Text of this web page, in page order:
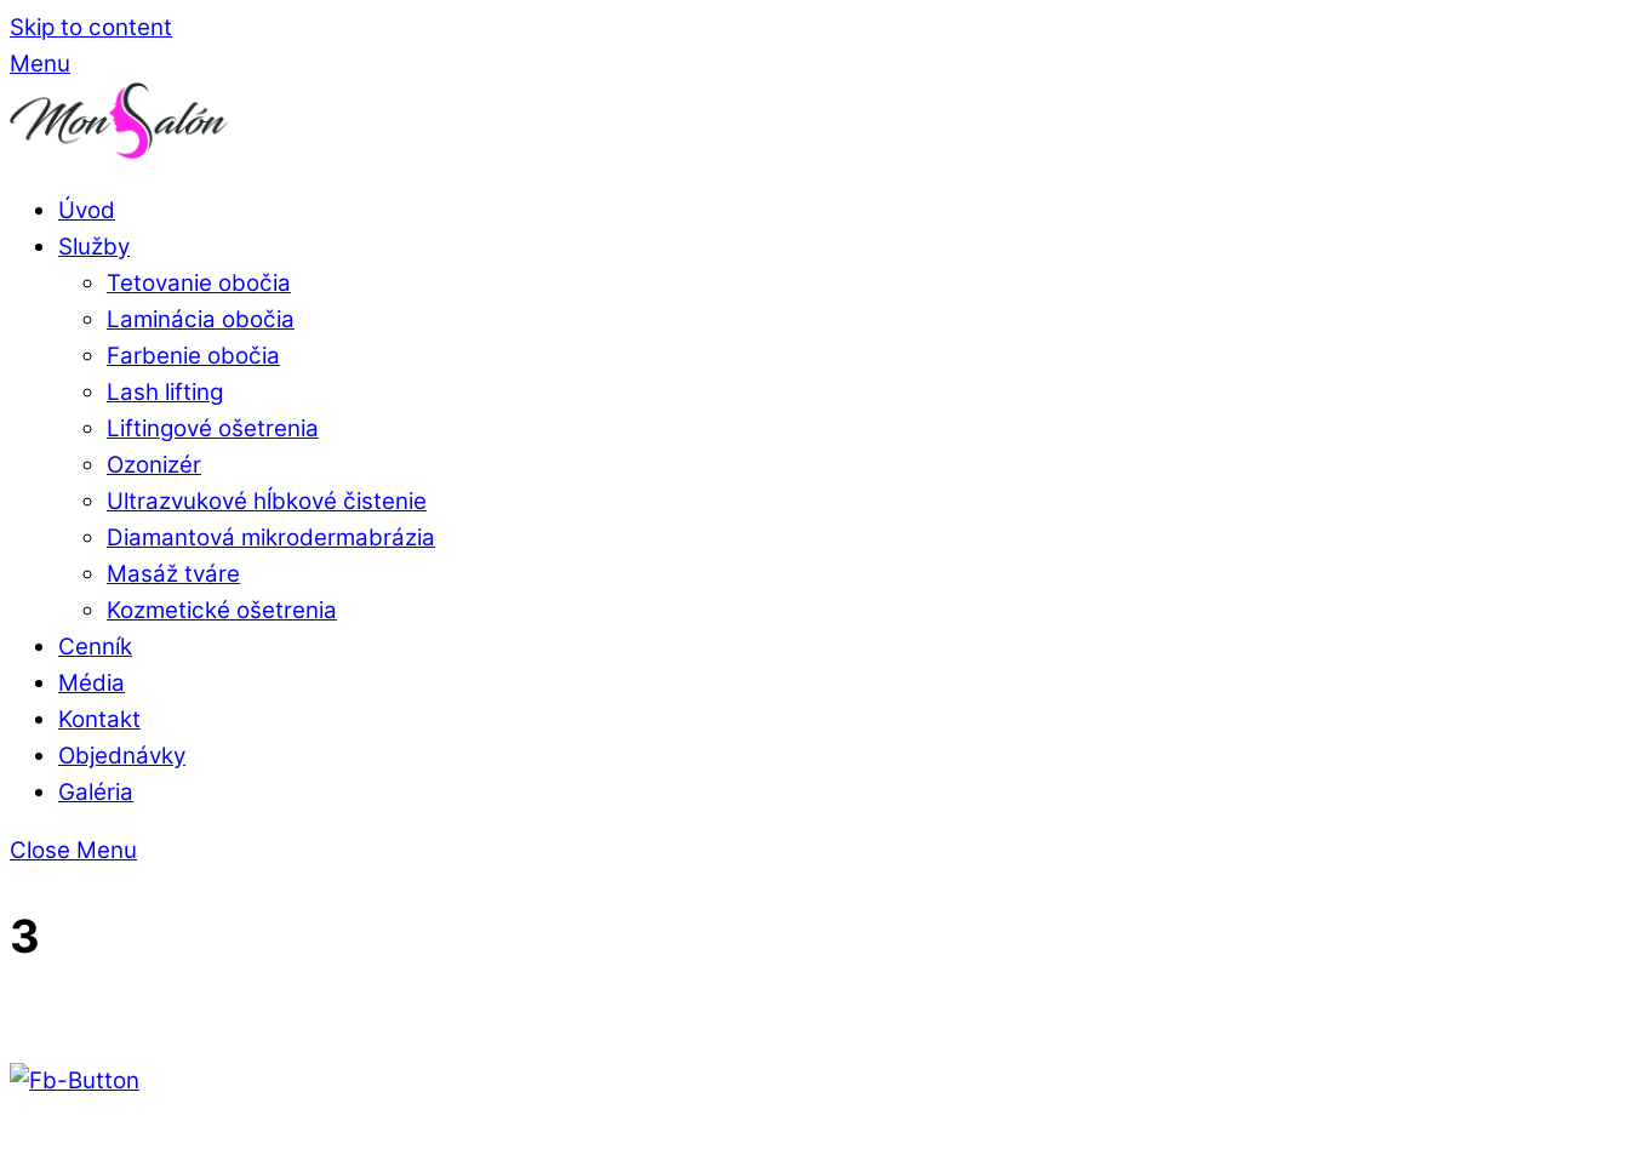
Skip to content
Menu
Úvod
Služby
Tetovanie obočia
Laminácia obočia
Farbenie obočia
Lash lifting
Liftingové ošetrenia
Ozonizér
Ultrazvukové hĺbkové čistenie
Diamantová mikrodermabrázia
Masáž tváre
Kozmetické ošetrenia
Cenník
Média
Kontakt
Objednávky
Galéria
Close Menu
3